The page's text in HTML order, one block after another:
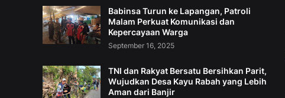
Babinsa Turun ke Lapangan, Patroli
Malam Perkuat Komunikasi dan
Kepercayaan Warga
September 16, 2025
TNI dan Rakyat Bersatu Bersihkan Parit,
Wujudkan Desa Kayu Rabah yang Lebih
Aman dari Banjir